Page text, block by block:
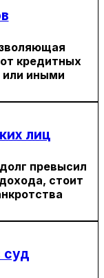
кредитных
или иными
лиц
превысил
стоит
суд